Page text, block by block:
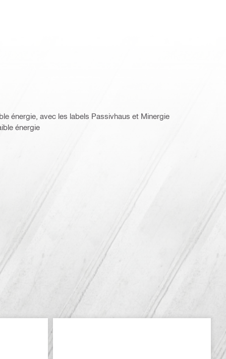
énergie, avec les labels Passivhaus et Minergie
énergie